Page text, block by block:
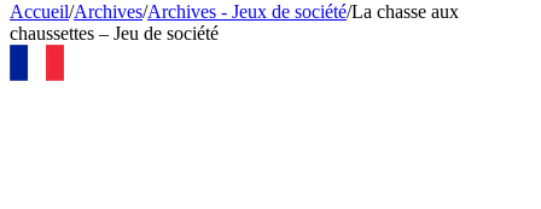
Accueil/Archives/Archives - Jeux de société/La chasse aux
chaussettes – Jeu de société